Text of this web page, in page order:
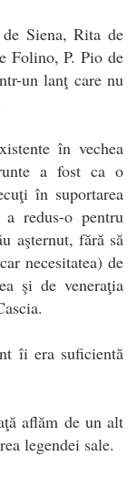
Siena, Rita de
Folino, P. Pio de
un lanţ care nu
în vechea
a fost ca o
în suportarea
redus-o pentru
aşternut, fără să
necesitatea) de
şi de veneraţia
era suficientă
de un alt
legendei sale.